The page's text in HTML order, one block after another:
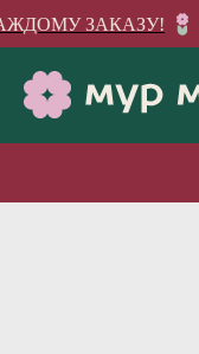
ЗАКАЗУ!